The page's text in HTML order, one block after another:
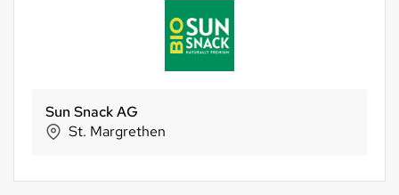
Sun Snack AG
St. Margrethen